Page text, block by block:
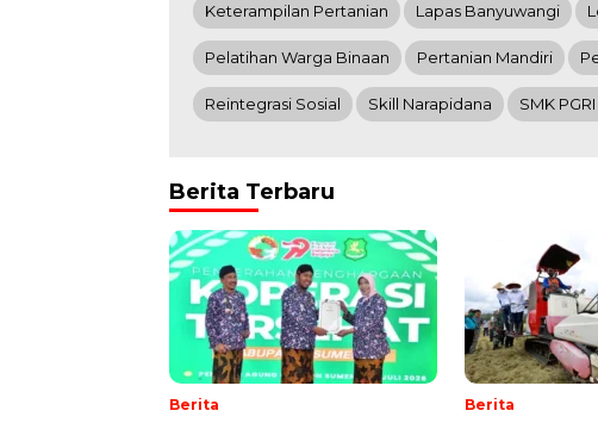
Keterampilan Pertanian Lapas Banyuwangi
Pelatihan Warga Binaan Pertanian Mandiri
Reintegrasi Sosial Skill Narapidana SMK
Berita Terbaru
Berita Berita